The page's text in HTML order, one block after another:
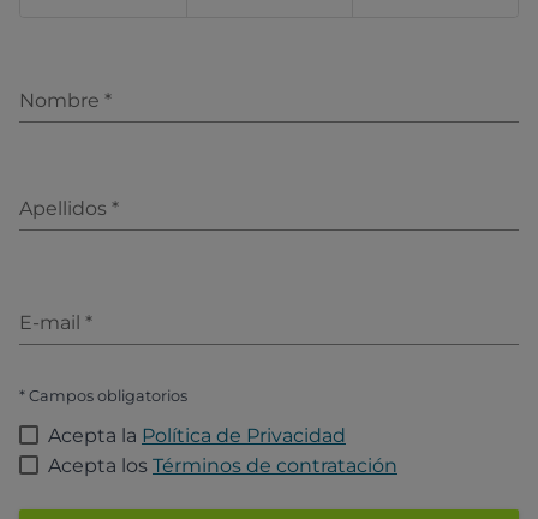
Nombre *
Apellidos *
E-mail *
* Campos obligatorios
Acepta la Política de Privacidad
Acepta los Términos de contratación